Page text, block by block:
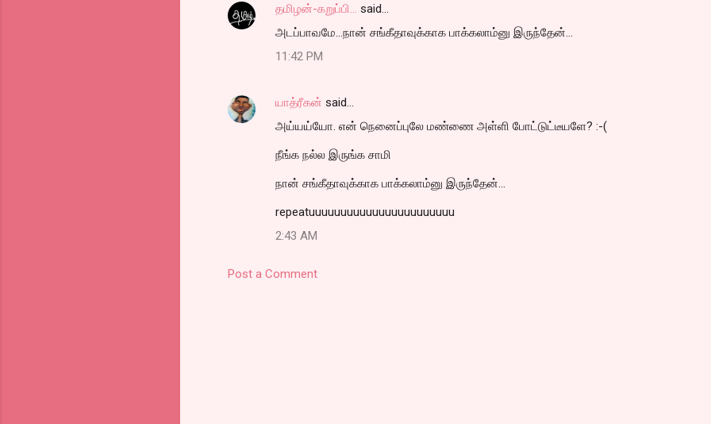
தமிழன்-கறுப்பி... said…
அடப்பாவமே...நான் சங்கீதாவுக்காக பாக்கலாம்னு இருந்தேன்...
11:42 PM
யாத்ரீகன் said…
அய்யய்யோ. என் நெனைப்புலே மண்ணை அள்ளி போட்டுட்டீயளே? :-(
நீங்க நல்ல இருங்க சாமி
நான் சங்கீதாவுக்காக பாக்கலாம்னு இருந்தேன்...
repeatuuuuuuuuuuuuuuuuuuuuuuu
2:43 AM
Post a Comment